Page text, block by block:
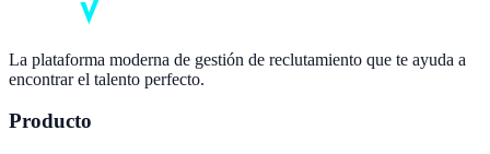
La plataforma moderna de gestión de reclutamiento que te ayuda a
encontrar el talento perfecto.
Producto